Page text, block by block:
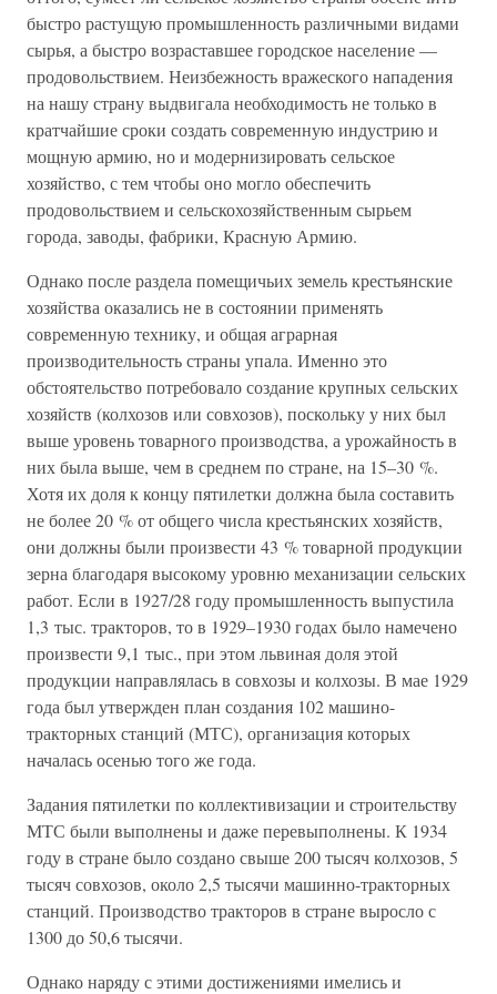
быстро растущую промышленность различными видами
сырья, а быстро возраставшее городское население —
продовольствием. Неизбежность вражеского нападения
на нашу страну выдвигала необходимость не только в
кратчайшие сроки создать современную индустрию и
мощную армию, но и модернизировать сельское
хозяйство, с тем чтобы оно могло обеспечить
продовольствием и сельскохозяйственным сырьем
города, заводы, фабрики, Красную Армию.
Однако после раздела помещичьих земель крестьянские
хозяйства оказались не в состоянии применять
современную технику, и общая аграрная
производительность страны упала. Именно это
обстоятельство потребовало создание крупных сельских
хозяйств (колхозов или совхозов), поскольку у них был
выше уровень товарного производства, а урожайность в
них была выше, чем в среднем по стране, на 15–30 %.
Хотя их доля к концу пятилетки должна была составить
не более 20 % от общего числа крестьянских хозяйств,
они должны были произвести 43 % товарной продукции
зерна благодаря высокому уровню механизации сельских
работ. Если в 1927/28 году промышленность выпустила
1,3 тыс. тракторов, то в 1929–1930 годах было намечено
произвести 9,1 тыс., при этом львиная доля этой
продукции направлялась в совхозы и колхозы. В мае 1929
года был утвержден план создания 102 машино-
тракторных станций (МТС), организация которых
началась осенью того же года.
Задания пятилетки по коллективизации и строительству
МТС были выполнены и даже перевыполнены. К 1934
году в стране было создано свыше 200 тысяч колхозов, 5
тысяч совхозов, около 2,5 тысячи машинно-тракторных
станций. Производство тракторов в стране выросло с
1300 до 50,6 тысячи.
Однако наряду с этими достижениями имелись и